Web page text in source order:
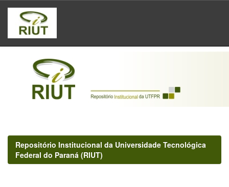
Skip
navigation
Repositório Institucional da Universidade Tecnológica
Federal do Paraná (RIUT)